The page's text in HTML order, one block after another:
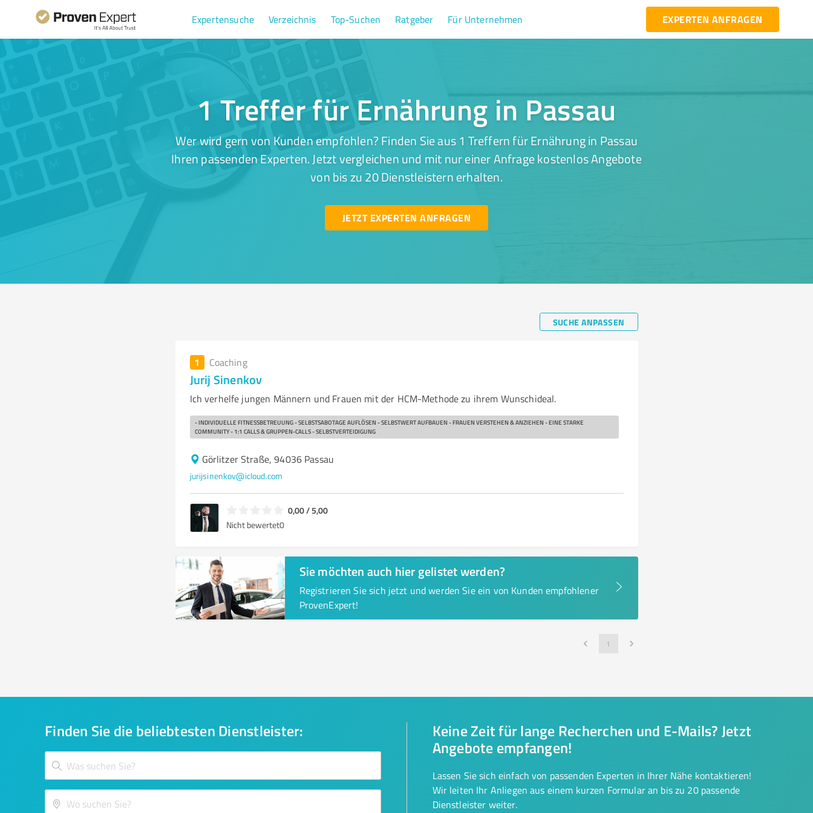
Expertensuche Verzeichnis Top-Suchen Ratgeber Für Unternehmen EXPERTEN ANFRAGEN
1 Treffer für Ernährung in Passau
Wer wird gern von Kunden empfohlen? Finden Sie aus 1 Treffern für Ernährung in Passau
Ihren passenden Experten. Jetzt vergleichen und mit nur einer Anfrage kostenlos Angebote
von bis zu 20 Dienstleistern erhalten.
JETZT EXPERTEN ANFRAGEN
SUCHE ANPASSEN
1 Coaching
Jurij Sinenkov
Ich verhelfe jungen Männern und Frauen mit der HCM-Methode zu ihrem Wunschideal.
- INDIVIDUELLE FITNESSBETREUUNG - SELBSTSABOTAGE AUFLÖSEN - SELBSTWERT AUFBAUEN - FRAUEN VERSTEHEN & ANZIEHEN - EINE STARKE
COMMUNITY - 1:1 CALLS & GRUPPEN-CALLS - SELBSTVERTEIDIGUNG
Görlitzer Straße, 94036 Passau
jurijsinenkov@icloud.com
0,00 / 5,00
Nicht bewertet0
Sie möchten auch hier gelistet werden?
Registrieren Sie sich jetzt und werden Sie ein von Kunden empfohlener
ProvenExpert!
1
Finden Sie die beliebtesten Dienstleister:
Keine Zeit für lange Recherchen und E-Mails? Jetzt
Angebote empfangen!
Lassen Sie sich einfach von passenden Experten in Ihrer Nähe kontaktieren!
Wir leiten Ihr Anliegen aus einem kurzen Formular an bis zu 20 passende
Dienstleister weiter.